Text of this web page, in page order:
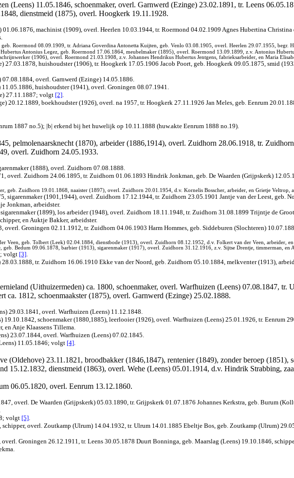
(Leens) 11.05.1846, schoenmaker, overl. Garnwerd (Ezinge) 23.02.1891, tr. Leens
dienstmeid (1875), overl. Hoogkerk 19.11.1928.
01.06.1876, machinist (1909), overl. Heerlen 10.03.1944, tr. Roermond 04.02.1909 Agnes Hubertina
Roermond 08.09.1909, tr. Adriana Goverdina Antonetta Kuijten, geb. Venlo 03.08.1905, overl. Heerlen 29.07.1955, begr.
Antonius Legez, geb. Roermond 17.06.1864, meubelmaker (1895), overl. Roermond 13.09.1899, z.v. Antonius
(1906), overl. Roermond 21.03.1908, z.v. Johannes Hendrikus Hubertus Jentgens, fabrieksarbeider, en Maria
27.03.1878, huishoudster (1906), tr. Hoogkerk 17.05.1906 Jacob Poort, geb. Hoogkerk 09.05.1875, smid
overl. Garnwerd (Ezinge) 14.05.1886.
huishoudster (1941), overl. Groningen 08.07.1941.
27.11.1887; volgt [2].
20.12.1889, boekhoudster (1926), overl. na 1957, tr. Hoogkerk 27.11.1926 Jan Meles, geb. Eenrum
1887 no.5); |b| erkend bij het huwelijk op 10.11.1888 (huw.akte Eenrum 1888 no.19).
pelmolenaarsknecht (1870), arbeider (1886,1914), overl. Zuidhorn 28.06.1918, tr.
overl. Zuidhorn 24.05.1933.
(1888), overl. Zuidhorn 07.08.1888.
overl. Zuidhorn 24.06.1895, tr. Zuidhorn 01.06.1893 Hindrik Jonkman, geb. De Waarden (Grijpskerk)
geb. Zuidhorn 19.01.1868, naaister (1897), overl. Zuidhorn 20.01.1954, d.v. Kornelis Bosscher, arbeider, en Grietje Veltrop,
sigarenmaker (1901,1944), overl. Zuidhorn 17.12.1944, tr. Zuidhorn 23.05.1901 Jantje van der Leest,
Jonkman, arbeidster.
(1899), los arbeider (1948), overl. Zuidhorn 18.11.1948, tr. Zuidhorn 31.08.1899 Trijntje de
en Auktje Bakker, arbeidster.
Groningen 02.11.1912, tr. Zuidhorn 04.06.1903 Harm Hommes, geb. Siddeburen (Slochteren)
Veen, geb. Tolbert (Leek) 02.04.1884, dienstbode (1913), overl. Zuidhorn 08.12.1952, d.v. Folkert van der Veen, arbeider, en
Bedum 09.06.1878, barbier (1913), sigarenmaker (1917), overl. Zuidhorn 31.12.1916, z.v. Sijtse Drentje, timmerman, en
volgt [3].
tr. Zuidhorn 16.06.1910 Ekke van der Noord, geb. Zuidhorn 05.10.1884, melkventer (1913),
(Uithuizermeden) ca. 1800, schoenmaker, overl. Warfhuizen (Leens) 07.08.1847, tr.
ca. 1812, schoenmaakster (1875), overl. Garnwerd (Ezinge) 25.02.1888.
29.03.1841, overl. Warfhuizen (Leens) 11.12.1848.
19.10.1842, schoenmaker (1880,1885), leerlooier (1926), overl. Warfhuizen (Leens) 25.01.1926, tr. Eenrum
en Anje Klaassens Tillema.
23.07.1844, overl. Warfhuizen (Leens) 07.02.1845.
11.05.1846; volgt [4].
(Oldehove) 23.11.1821, broodbakker (1846,1847), rentenier (1849), zonder beroep
15.12.1832, dienstmeid (1863), overl. Wehe (Leens) 05.01.1914, d.v. Hindrik Strabbing,
06.05.1820, overl. Eenrum 13.12.1860.
overl. De Waarden (Grijpskerk) 05.03.1890, tr. Grijpskerk 01.07.1876 Johannes Kerkstra, geb. Burum
volgt [5].
schipper, overl. Zoutkamp (Ulrum) 14.04.1932, tr. Ulrum 14.01.1885 Ebeltje Bos, geb. Zoutkamp (Ulrum)
Groningen 26.12.1911, tr. Leens 30.05.1878 Duurt Bonninga, geb. Maarslag (Leens) 19.10.1846,